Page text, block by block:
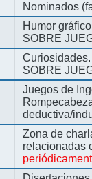
Nominados
Humor
SOBRE
SOBRE
Juegos de
deductiva/
Zona de
relacionadas